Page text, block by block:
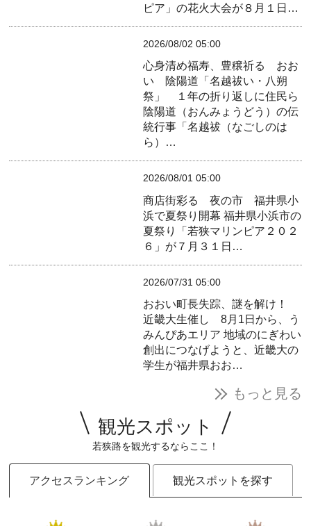
ピア」の花火大会が８月１日…
2026/08/02 05:00
心身清め福寿、豊穣祈る おお
い 陰陽道「名越祓い・八朔
祭」 １年の折り返しに住民ら
陰陽道（おんみょうどう）の伝
統行事「名越祓（なごしのは
ら）…
2026/08/01 05:00
商店街彩る 夜の市 福井県小
浜で夏祭り開幕 福井県小浜市の
夏祭り「若狭マリンピア２０２
６」が７月３１日…
2026/07/31 05:00
おおい町長失踪、謎を解け！
近畿大生催し 8月1日から、う
みんぴあエリア 地域のにぎわい
創出につなげようと、近畿大の
学生が福井県おお…
もっと見る
観光スポット
若狭路を観光するならここ！
アクセスランキング 観光スポットを探す